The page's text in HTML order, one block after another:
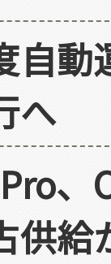
自
へ
供給